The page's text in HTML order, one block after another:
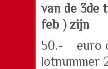
van de 3de
feb ) zijn
50.- euro
lotnummer